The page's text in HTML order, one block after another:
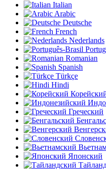
Italian
Arabic
Deutsche
French
Nederlands
Romanian
Spanish
Türkçe
Hindi
Греческий
Японский